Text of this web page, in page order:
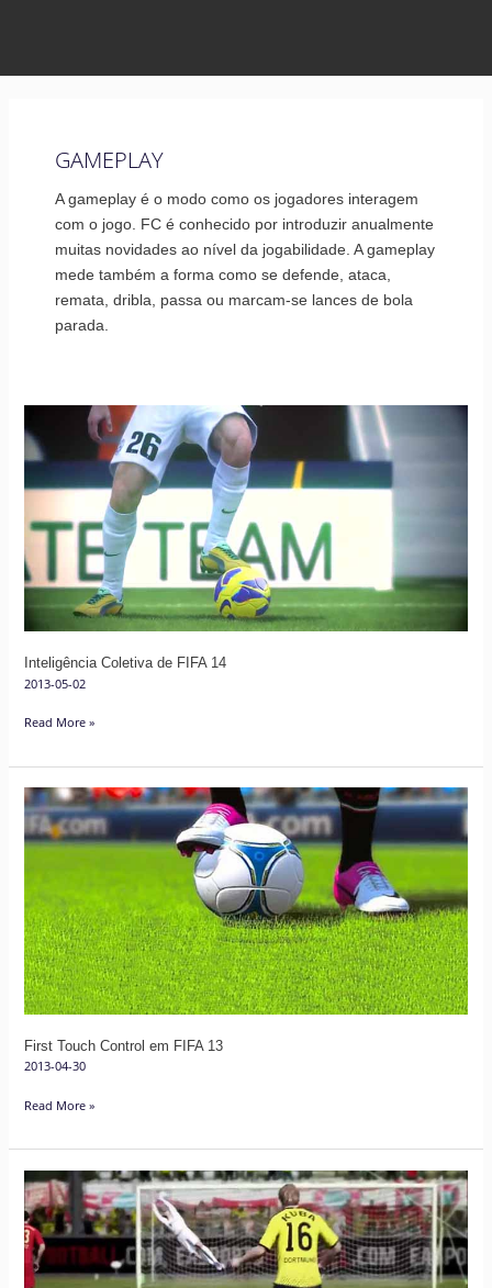
GAMEPLAY
A gameplay é o modo como os jogadores interagem
com o jogo. FC é conhecido por introduzir anualmente
muitas novidades ao nível da jogabilidade. A gameplay
mede também a forma como se defende, ataca,
remata, dribla, passa ou marcam-se lances de bola
parada.
Inteligência Coletiva de FIFA 14
2013-05-02
Inteligência
Coletiva
de
FIFA
14
Read More »
First Touch Control em FIFA 13
2013-04-30
First
Touch
Control
FIFA
13
Read More »
Como
usar
os
botoes
LT